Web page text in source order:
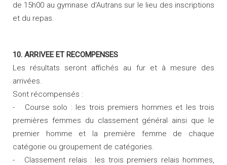
de 15h00 au gymnase d'Autrans sur le lieu des inscriptions
et du repas.
10. ARRIVEE ET RECOMPENSES
Les résultats seront affichés au fur et à mesure des
arrivées.
Sont récompensés :
- Course solo : les trois premiers hommes et les trois
premières femmes du classement général ainsi que le
premier homme et la première femme de chaque
catégorie ou groupement de catégories.
- Classement relais : les trois premiers relais hommes,